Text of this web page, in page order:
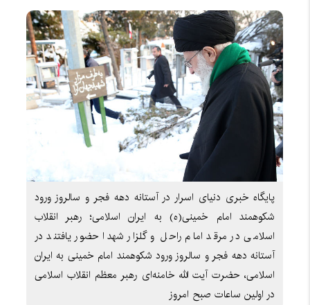
پایگاه خبری دنیای اسرار در آستانه دهه فجر و سالروز ورود
شکوهمند امام خمینی(ه) به ایران اسلامی؛ رهبر انقلاب
اسلامی در مرقد امام راحل و گلزار شهدا حضور یافتند در
آستانه دهه فجر و سالروز ورود شکوهمند امام خمینی به ایران
اسلامی، حضرت آیت الله خامنه‌ای رهبر معظم انقلاب اسلامی
در اولین ساعات صبح امروز